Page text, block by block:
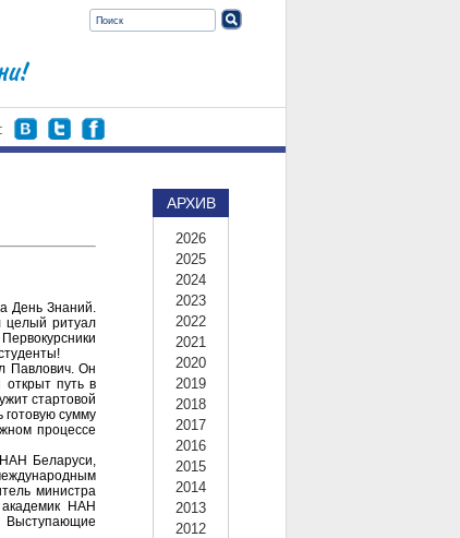
АРХИВ
2026
2025
2024
2023
2022
2021
2020
2019
2018
2017
2016
2015
2014
2013
2012
День Знаний.
целый ритуал
Павлович. Он
открыт путь в
стартовой
сумму
процессе
Беларуси,
министра
НАН
Выступающие